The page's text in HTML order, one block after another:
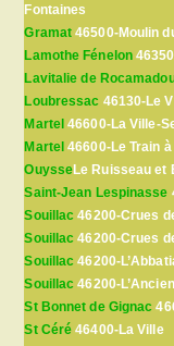
Fontaines
Gramat 46500-Moulin
Lamothe Fénelon
Lavitalie de
Loubressac 46130-Le
Martel 46600-La Ville-
Martel 46600-Le Train
OuysseLe Ruisseau et
Saint-Jean Lespinasse
Souillac 46200-Crues
Souillac 46200-Crues
Souillac 46200-
Souillac 46200-
St Bonnet de Gignac
St Céré 46400-La Ville